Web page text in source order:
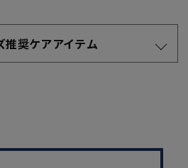
推奨ケアアイテム